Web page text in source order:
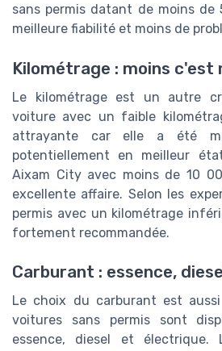
sans permis datant de moins
meilleure fiabilité et moins de
Kilométrage : moins c'est
Le kilométrage est un autre
voiture avec un faible
attrayante car elle a été
potentiellement en meilleur
Aixam City avec moins de 10
excellente affaire. Selon les
permis avec un kilométrage
fortement recommandée.
Carburant : essence,
Le choix du carburant est
voitures sans permis sont
essence, diesel et électrique.